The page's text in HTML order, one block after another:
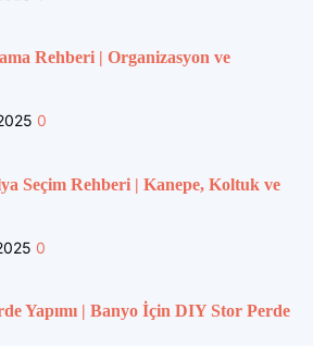
Rehberi | Organizasyon ve
0
Seçim Rehberi | Kanepe, Koltuk ve
0
Yapımı | Banyo İçin DIY Stor Perde